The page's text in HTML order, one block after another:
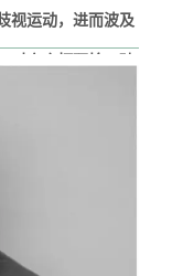
视运动，进而波及
对商店打砸抢、破
力行为表达自己对
。混乱的社会秩
斯•穆雷（Dougla
者周刊》（The S
容的新时代》